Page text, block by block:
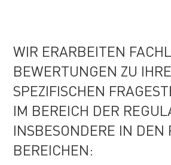
WIR ERARBEITEN
BEWERTUNGEN ZU
SPEZIFISCHEN
IM BEREICH DER
INSBESONDERE IN DEN
BEREICHEN: